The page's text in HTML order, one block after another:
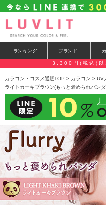
ランキング ブランド
3,300円(税込)以
カラコン・コスメ通販TOP > カラコン > UV
ライトカーキブラウン(もっと褒められパン